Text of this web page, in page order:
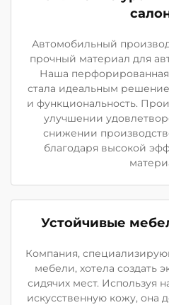
Автомобильный
прочный материал для
Наша перфорированная
стала идеальным
и функциональность.
улучшении
снижении
благодаря высокой
Устойчивые
Компания,
мебели, хотела создать
сидячих мест. Используя
искусственную кожу, она